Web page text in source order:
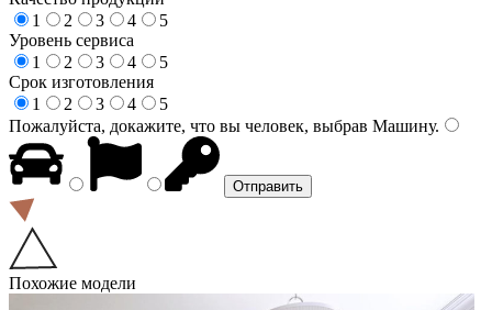
1
2 3 4
5
Уровень сервиса
1
2 3 4
5
Срок изготовления
1
2 3 4
5
Пожалуйста, докажите, что вы человек, выбрав Машину.
Похожие модели